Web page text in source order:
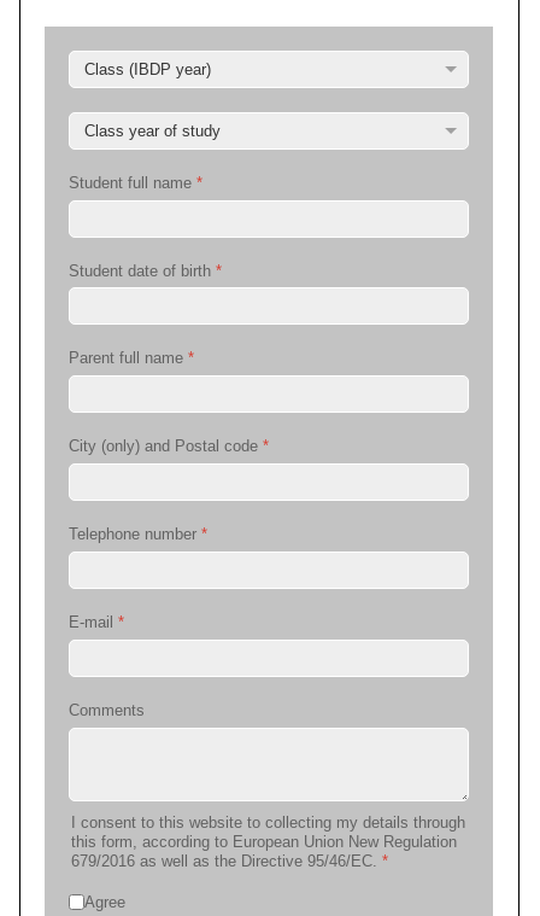
Student full name*
Student date of birth*
Parent full name*
City (only) and Postal code*
Telephone number*
E-mail*
Comments
I consent to this website to collecting my details through
this form, according to European Union New Regulation
679/2016 as well as the Directive 95/46/EC.*
Agree